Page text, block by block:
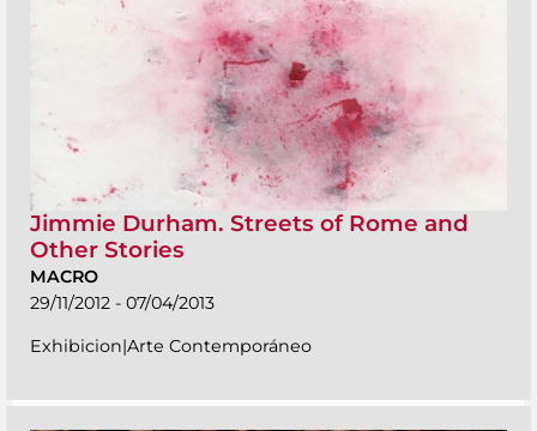
Jimmie Durham. Streets of Rome and
Other Stories
MACRO
29/11/2012 - 07/04/2013
Exhibicion|Arte Contemporáneo